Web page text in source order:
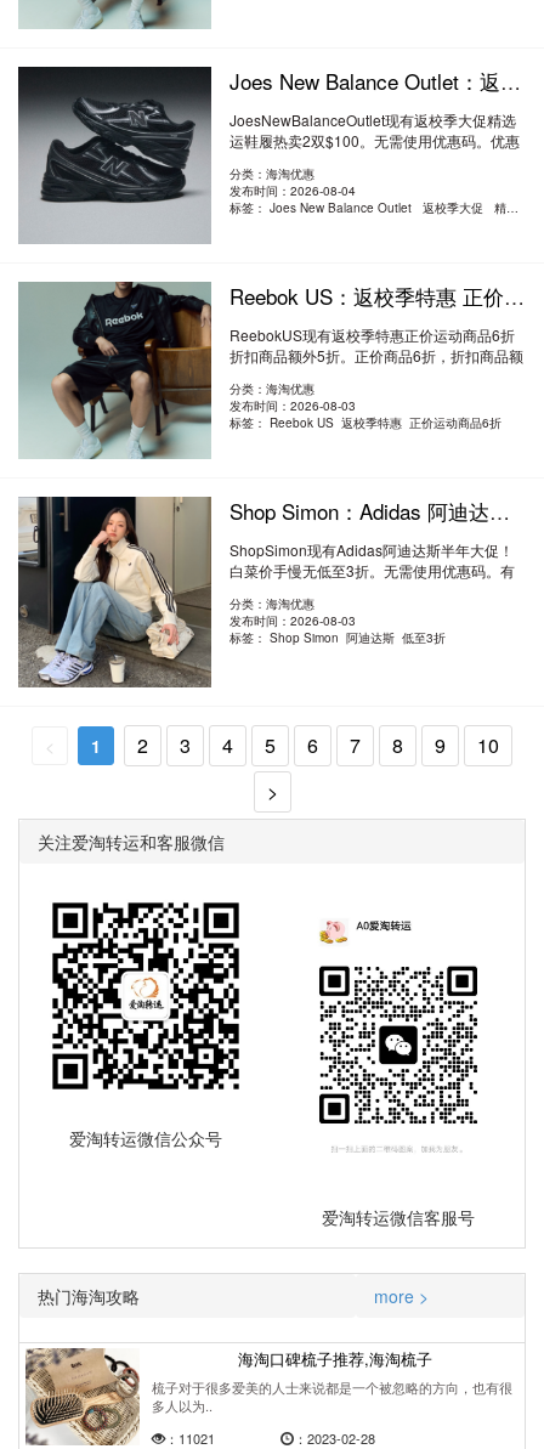
Joes New Balance Outlet：返校季大促 精选运鞋履热卖 2双$100
JoesNewBalanceOutlet现有返校季大促精选
运鞋履热卖2双$100。无需使用优惠码。优惠
分类：海淘优惠
发布时间：2026-08-04
标签：Joes New Balance Outlet 返校季大促 精选运鞋履热卖
Reebok US：返校季特惠 正价运动商品6折 折扣商品额外5折
ReebokUS现有返校季特惠正价运动商品6折
折扣商品额外5折。正价商品6折，折扣商品额
分类：海淘优惠
发布时间：2026-08-03
标签： Reebok US 返校季特惠 正价运动商品6折
Shop Simon：Adidas 阿迪达斯半年大促！白菜价手慢无 低至3折
ShopSimon现有Adidas阿迪达斯半年大促！
白菜价手慢无低至3折。无需使用优惠码。有
分类：海淘优惠
发布时间：2026-08-03
标签：Shop Simon 阿迪达斯 低至3折
< 1 2 3 4 5 6 7 8 9
10
>
关注爱淘转运和客服微信
爱淘转运微信公众号
爱淘转运微信客服号
热门海淘攻略 more >
海淘口碑梳子推荐,海淘梳子
梳子对于很多爱美的人士来说都是一个被忽略的方向，也有很
多人以为..
：11021
：2023-02-28